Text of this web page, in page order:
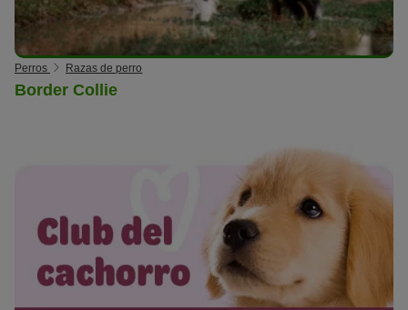
Perros Razas de perro
Border Collie